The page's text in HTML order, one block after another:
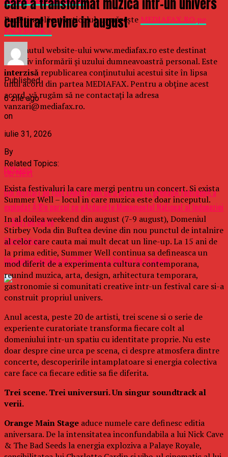
Dacă ţi-a plăcut articolul, urmăreşte MEDIAFAX.RO pe
FACEBOOK »
Conținutul website-ului www.mediafax.ro este destinat
exclusiv informării și uzului dumneavoastră personal. Este
interzisă republicarea conținutului acestui site în lipsa
unui acord din partea MEDIAFAX. Pentru a obține acest
acord, vă rugăm să ne contactați la adresa
vanzari@mediafax.ro.
Related Topics:
Up Next
Doi militari au fost rÄniÈi dupÄ ce o presupusÄ grenadÄ fumigenÄ a
explodat Ã®n parcul ce gÄzduieÈte Monumentul NaÈional al Indoneziei
– Stiri pe surse
Don't Miss
Iohannis descinde la CSM – Ziarul Incisiv de Prahova
care a transformat muzica intr-un univers
cultural revine in august
Published
6 zile ago
on
iulie 31, 2026
By
b2bseo
Exista festivaluri la care mergi pentru un concert. Si exista
Summer Well – locul in care muzica este doar inceputul.
In al doilea weekend din august (7-9 august), Domeniul
Stirbey Voda din Buftea devine din nou punctul de intalnire
al celor care cauta mai mult decat un line-up. La 15 ani de
la prima editie, Summer Well continua sa defineasca un
mod diferit de a experimenta cultura contemporana,
reunind muzica, arta, design, arhitectura temporara,
gastronomie si comunitati creative intr-un festival care si-a
construit propriul univers.
Anul acesta, peste 20 de artisti, trei scene si o serie de
experiente curatoriate transforma fiecare colt al
domeniului intr-un spatiu cu identitate proprie. Nu este
doar despre cine urca pe scena, ci despre atmosfera dintre
concerte, descoperirile intamplatoare si energia colectiva
care face ca fiecare editie sa fie diferita.
Trei scene. Trei universuri. Un singur soundtrack al
verii.
Orange Main Stage aduce numele care definesc editia
aniversara. De la intensitatea inconfundabila a lui Nick Cave
& The Bad Seeds la energia exploziva a Palaye Royale,